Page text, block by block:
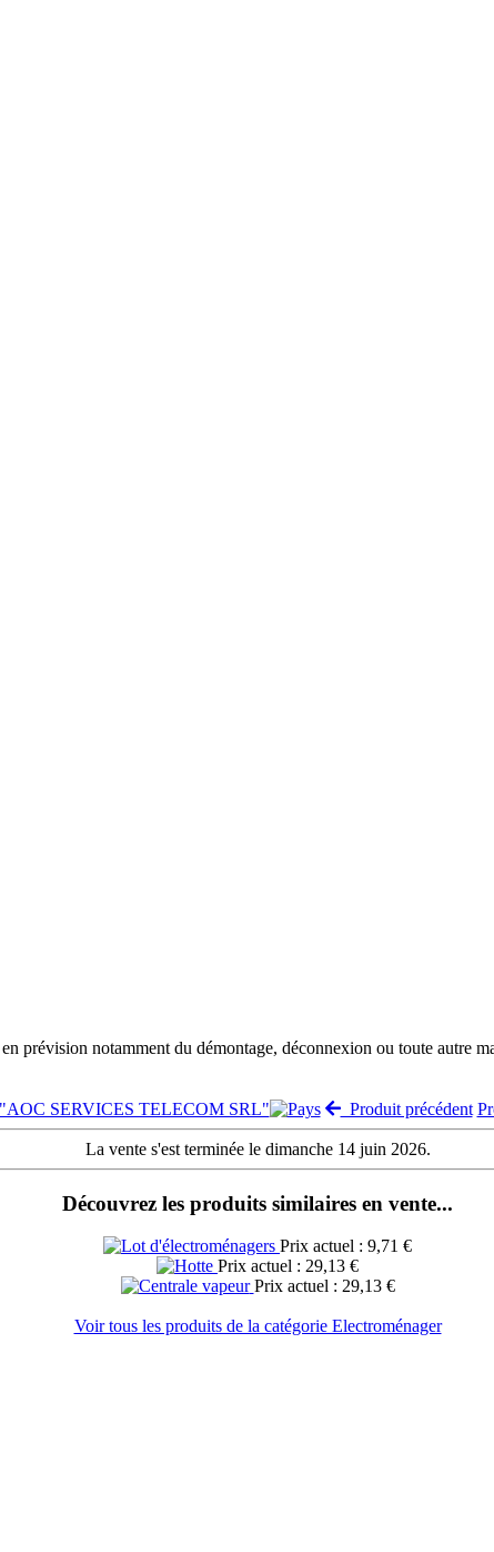
prévision notamment du démontage, déconnexion ou toute autre
SERVICES TELECOM SRL"
Produit précédent
La vente s'est terminée le dimanche 14 juin 2026.
Découvrez les produits similaires en vente...
Prix actuel : 9,71 €
Prix actuel : 29,13 €
Prix actuel : 29,13 €
Voir tous les produits de la catégorie Electroménager